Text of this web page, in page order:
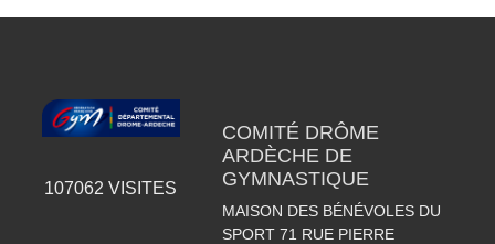
107062 VISITES
COMITÉ DRÔME
ARDÈCHE DE
GYMNASTIQUE
MAISON DES BÉNÉVOLES DU
SPORT 71 RUE PIERRE